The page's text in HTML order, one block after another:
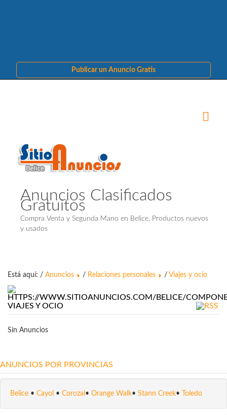
Publicar un Anuncio Gratis
Anuncios Clasificados
Gratuitos
Compra Venta y Segunda Mano en Belice. Productos nuevos
y usados
Está aquí: / Anuncios / Relaciones personales / Viajes y ocio
VIAJES Y OCIO
Sin Anuncios
ANUNCIOS POR PROVINCIAS
Belice • Cayol • Corozal • Orange Walk• Stann Creek• Toledo